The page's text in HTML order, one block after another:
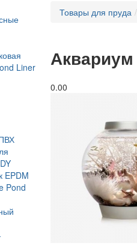
Liner
EPDM
Pond
Товары для пруда
0.00